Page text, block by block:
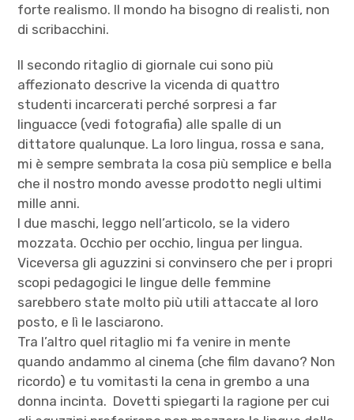
forte realismo. Il mondo ha bisogno di realisti, non
di scribacchini.
Il secondo ritaglio di giornale cui sono più
affezionato descrive la vicenda di quattro
studenti incarcerati perché sorpresi a far
linguacce (vedi fotografia) alle spalle di un
dittatore qualunque. La loro lingua, rossa e sana,
mi è sempre sembrata la cosa più semplice e bella
che il nostro mondo avesse prodotto negli ultimi
mille anni.
I due maschi, leggo nell’articolo, se la videro
mozzata. Occhio per occhio, lingua per lingua.
Viceversa gli aguzzini si convinsero che per i propri
scopi pedagogici le lingue delle femmine
sarebbero state molto più utili attaccate al loro
posto, e lì le lasciarono.
Tra l’altro quel ritaglio mi fa venire in mente
quando andammo al cinema (che film davano? Non
ricordo) e tu vomitasti la cena in grembo a una
donna incinta. Dovetti spiegarti la ragione per cui